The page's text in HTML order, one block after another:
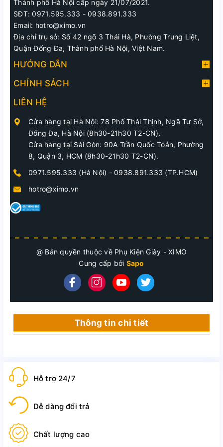
Thành phố Hà Nội cấp ngày 21/07/2021.
SĐT: 0971.595.333 - 0938.891.333
Email: hotro@ximo.vn
Địa chỉ trụ sở: Số 42 ngõ 3 Thái Hà, Phường Trung Liệt,
Quận Đống Đa, Thành phố Hà Nội, Việt Nam.
HƯỚNG DẪN
CHÍNH SÁCH
LIÊN HỆ
Cửa hàng tại Hà Nội: 78 Phố Thái Thịnh, Ngã Tư Sở,
Đống Đa, Hà Nội (8h30-21h30 T2-CN).
Cửa hàng tại Sài Gòn: 90A Trần Quốc Toản, Phường
8, Quận 3, HCM (8h30-21h30 T2-CN).
0971.595.333 (Hà Nội) - 0938.891.333 (TP.HCM)
hotro@ximo.vn
@ Bản quyền thuộc về Phụ Kiện Giày - XIMO
Cung cấp bởi Sapo
Thông tin chi tiết
Bàn chải đánh giày lông heo & lông
nhựa PP bản cho giày vải và sneaker
XIMO - Làm sạch giày nay thật dễ dàng
Hỗ trợ 24/7
Dễ dàng đổi trả
Chất lượng cao